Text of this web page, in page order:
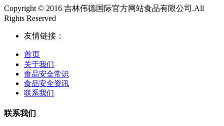
Copyright © 2016 吉林伟德国际官方网站食品有限公司.All
Rights Reserved
友情链接：
首页
关于我们
食品安全常识
食品安全资讯
联系我们
联系我们